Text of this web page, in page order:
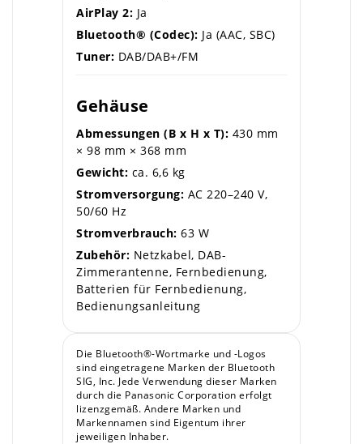
AirPlay 2: Ja
Bluetooth® (Codec): Ja (AAC, SBC)
Tuner: DAB/DAB+/FM
Gehäuse
Abmessungen (B x H x T): 430 mm
× 98 mm × 368 mm
Gewicht: ca. 6,6 kg
Stromversorgung: AC 220–240 V,
50/60 Hz
Stromverbrauch: 63 W
Zubehör: Netzkabel, DAB-
Zimmerantenne, Fernbedienung,
Batterien für Fernbedienung,
Bedienungsanleitung
Die Bluetooth®-Wortmarke und -Logos
sind eingetragene Marken der Bluetooth
SIG, Inc. Jede Verwendung dieser Marken
durch die Panasonic Corporation erfolgt
lizenzgemäß. Andere Marken und
Markennamen sind Eigentum ihrer
jeweiligen Inhaber.